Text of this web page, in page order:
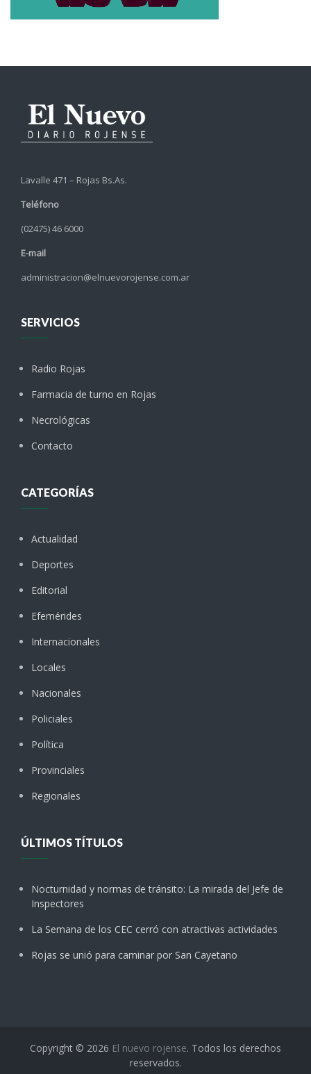
Lavalle 471 – Rojas Bs.As.
Teléfono
(02475) 46 6000
E-mail
administracion@elnuevorojense.com.ar
SERVICIOS
Radio Rojas
Farmacia de turno en Rojas
Necrológicas
Contacto
CATEGORÍAS
Actualidad
Deportes
Editorial
Efemérides
Internacionales
Locales
Nacionales
Policiales
Política
Provinciales
Regionales
ÚLTIMOS TÍTULOS
Nocturnidad y normas de tránsito: La mirada del Jefe de
Inspectores
La Semana de los CEC cerró con atractivas actividades
Rojas se unió para caminar por San Cayetano
Copyright © 2026 El nuevo rojense. Todos los derechos
reservados.